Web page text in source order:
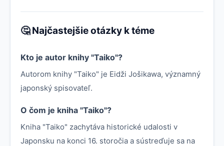
🤔 Najčastejšie otázky k téme
Kto je autor knihy "Taiko"?
Autorom knihy "Taiko" je Eidži Jošikawa, významný
japonský spisovateľ.
O čom je kniha "Taiko"?
Kniha "Taiko" zachytáva historické udalosti v
Japonsku na konci 16. storočia a sústreďuje sa na